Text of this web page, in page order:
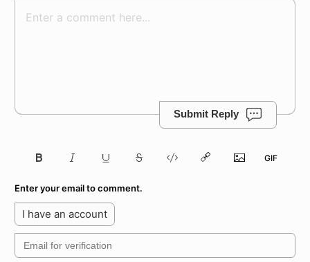
Submit Reply
Enter your email to comment.
I have an account